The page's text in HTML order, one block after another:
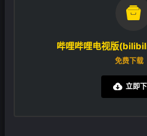

哔哩哔哩电视版
免费下载
立即